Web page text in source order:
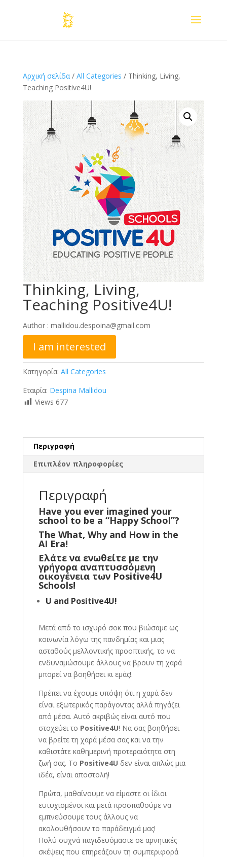
Αρχική σελίδα/ All Categories / Thinking, Living,
Teaching Positive4U!
Thinking, Living,
Teaching Positive4U!
Author : mallidou.despoina@gmail.com
I am interested
Κατηγορία: All Categories
Εταιρία: Despina Mallidou
Views 677
Περιγραφή
Επιπλέον πληροφορίες
Περιγραφή
Have you ever imagined your
school to be a “Happy School”?
The What, Why and How in the
AI Era!
Ελάτε να ενωθείτε με την
γρήγορα αναπτυσσόμενη
οικογένεια των Positive4U
Schools!
U and Positive4U!
Μετά από το ισχυρό σοκ που βιώσαμε ως
κοινωνία λόγω της πανδημίας και μιας
ασταθούς μελλοντικής προοπτικής, το να
ενδυναμώσουμε άλλους να βρουν τη χαρά
μπορεί να βοηθήσει κι εμάς!.
Πρέπει να έχουμε υπόψη ότι η χαρά δεν
είναι εξωτερικός παράγοντας αλλά πηγάζει
από μέσα. Αυτό ακριβώς είναι αυτό που
στοχεύει το Positive4U! Να σας βοηθήσει
να βρείτε τη χαρά μέσα σας και να την
καθιστάτε καθημερινή προτεραιότητα στη
ζωή σας. Το Positive4U δεν είναι απλώς μια
ιδέα, είναι αποστολή!
Πρώτα, μαθαίνουμε να είμαστε οι ίδιοι
ευτυχισμένοι και μετά προσπαθούμε να
εμπνεύσουμε τους άλλους να
ακολουθήσουν το παράδειγμά μας!
Πολύ συχνά παγιδευόμαστε σε αρνητικές
σκέψεις που επηρεάζουν τη συμπεριφορά